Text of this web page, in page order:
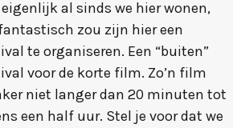
al sinds we hier wonen,
zou zijn hier een
te organiseren. Een “buiten”
voor de korte film. Zo’n film
niet langer dan 20 minuten tot
een half uur. Stel je voor dat we